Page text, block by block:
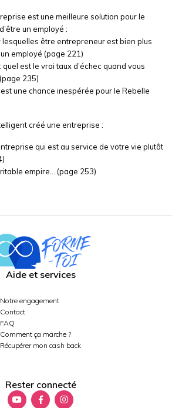
est une meilleure solution pour le
un employé :
lesquelles être entrepreneur est bien plus
employé (page 221)
quel est le vrai taux d’échec quand vous
235)
une chance inespérée pour le Rebelle
créé une entreprise :
qui est au service de votre vie plutôt
empire… (page 253)
Aide et services
Notre engagement
Contact
FAQ
Comment ça marche ?
Récupérer mon cash back
Rester connecté